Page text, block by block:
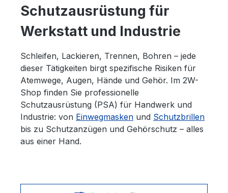
Schutzausrüstung für
Werkstatt und Industrie
Schleifen, Lackieren, Trennen, Bohren – jede
dieser Tätigkeiten birgt spezifische Risiken für
Atemwege, Augen, Hände und Gehör. Im 2W-
Shop finden Sie professionelle
Schutzausrüstung (PSA) für Handwerk und
Industrie: von Einwegmasken und Schutzbrillen
bis zu Schutzanzügen und Gehörschutz – alles
aus einer Hand.